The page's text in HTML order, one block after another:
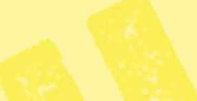
journalister? Mejla till
och kan boka